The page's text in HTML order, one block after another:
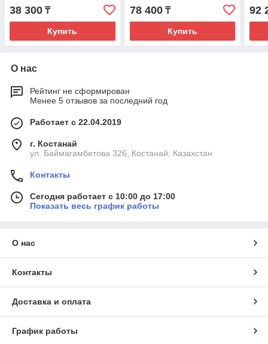
38 300 ₸
Купить
78 400₸
Купить
92
О нас
Рейтинг не сформирован
Менее 5 отзывов за последний год
Работает с 22.04.2019
г. Костанай
ул. Баймагамбетова 326, Костанай, Казахстан
Контакты
Сегодня работает с 10:00 до 17:00
Показать весь график работы
О нас
Контакты
Доставка и оплата
График работы